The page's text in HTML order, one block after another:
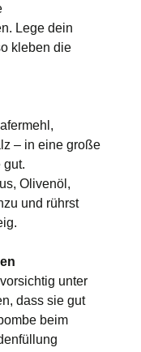
Lege dein
kleben die
– in eine große
gut.
Olivenöl,
und rührst
unter
dass sie gut
beim